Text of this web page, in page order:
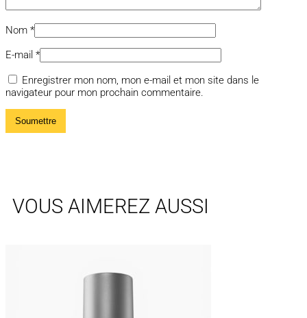
Nom *
E-mail *
Enregistrer mon nom, mon e-mail et mon site dans le
navigateur pour mon prochain commentaire.
VOUS AIMEREZ AUSSI